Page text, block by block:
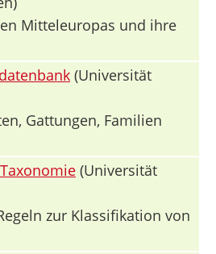
Mitteleuropas und ihre
(Universität
Gattungen, Familien
(Universität
zur Klassifikation von